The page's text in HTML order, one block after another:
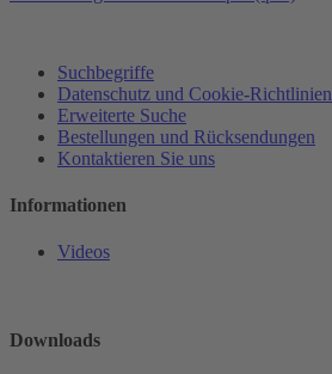
Suchbegriffe
Datenschutz und Cookie-Richtlinien
Erweiterte Suche
Bestellungen und Rücksendungen
Kontaktieren Sie uns
Informationen
Videos
Downloads